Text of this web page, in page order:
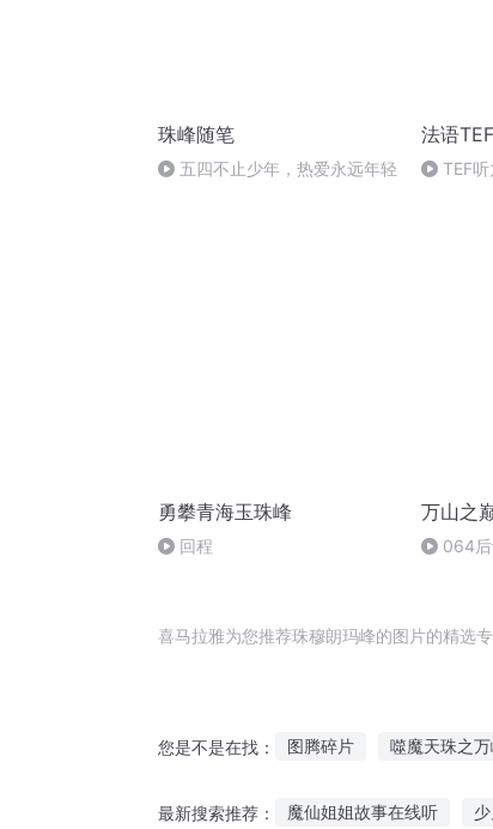
珠峰随笔
五四不止少年，热爱永远年轻
法语
TEF
勇攀青海玉珠峰
回程
万山之
064后
喜马拉雅为您推荐珠穆朗玛峰的图片的精选
您是不是在找： 图腾碎片 噬魔天珠之
最新搜索推荐： 魔仙姐姐故事在线听